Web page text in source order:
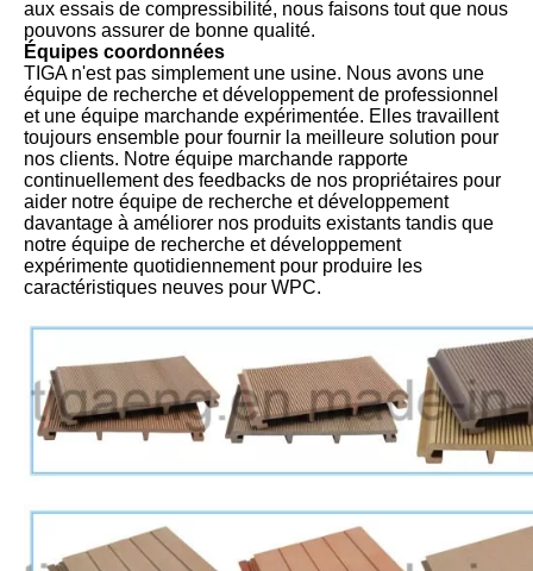
aux essais de compressibilité, nous faisons tout que nous
pouvons assurer de bonne qualité.
Équipes coordonnées
TIGA n'est pas simplement une usine. Nous avons une
équipe de recherche et développement de professionnel
et une équipe marchande expérimentée. Elles travaillent
toujours ensemble pour fournir la meilleure solution pour
nos clients. Notre équipe marchande rapporte
continuellement des feedbacks de nos propriétaires pour
aider notre équipe de recherche et développement
davantage à améliorer nos produits existants tandis que
notre équipe de recherche et développement
expérimente quotidiennement pour produire les
caractéristiques neuves pour WPC.